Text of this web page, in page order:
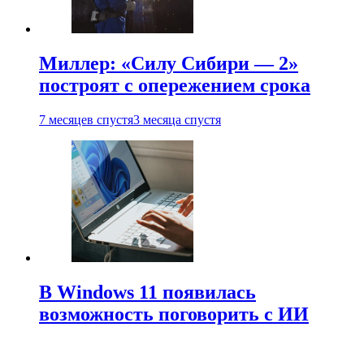
Миллер: «Силу Сибири — 2»
построят с опережением срока
7 месяцев спустя3 месяца спустя
В Windows 11 появилась
возможность поговорить с ИИ